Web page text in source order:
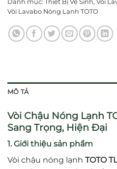
Danh mục: Thiết Bị Vệ Sinh, Vòi
Vòi Lavabo Nóng Lạnh TOTO
MÔ TẢ
Vòi Chậu Nóng Lạnh
Sang Trọng, Hiện Đại
1. Giới thiệu sản phẩm
Vòi chậu nóng lạnh TOTO